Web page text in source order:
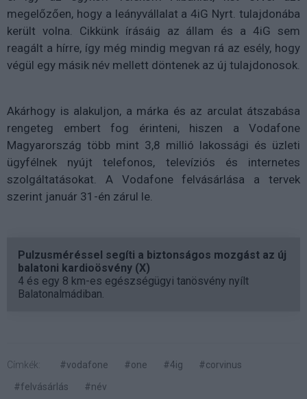
megelőzően, hogy a leányvállalat a 4iG Nyrt. tulajdonába
került volna. Cikkünk írásáig az állam és a 4iG sem
reagált a hírre, így még mindig megvan rá az esély, hogy
végül egy másik név mellett döntenek az új tulajdonosok.
Akárhogy is alakuljon, a márka és az arculat átszabása
rengeteg embert fog érinteni, hiszen a Vodafone
Magyarország több mint 3,8 millió lakossági és üzleti
ügyfélnek nyújt telefonos, televíziós és internetes
szolgáltatásokat. A Vodafone felvásárlása a tervek
szerint január 31-én zárul le.
Pulzusméréssel segíti a biztonságos mozgást az új
balatoni kardioösvény (X)
4 és egy 8 km-es egészségügyi tanösvény nyílt
Balatonalmádiban.
Címkék: #vodafone #one #4ig
#corvinus
#felvásárlás
#név